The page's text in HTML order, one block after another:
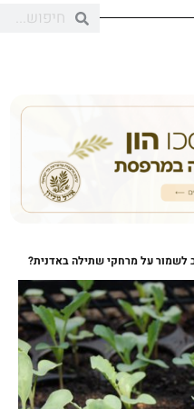
על מרחקי שתילה באדנית?